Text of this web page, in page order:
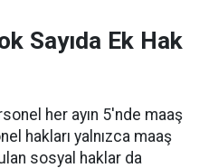
Sayıda Ek Hak
her ayın 5'nde maaş
hakları yalnızca maaş
sosyal haklar da